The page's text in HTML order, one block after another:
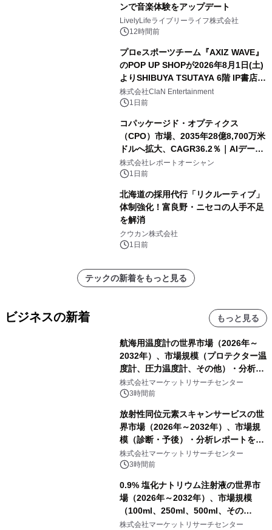
ンで音楽体験をアップデート
LivelyLifeライブリーライフ株式会社
12時間前
プロeスポーツチーム『AXIZ WAVE』
のPOP UP SHOPが2026年8月1日(土)
よりSHIBUYA TSUTAYA 6階 IP書店で
開催決定！！
株式会社ClaN Entertainment
1日前
コパッケージド・オプティクス
（CPO）市場、2035年28億8,700万米
ドルへ拡大、CAGR36.2％｜AIデータ
センター・高速光通信需要が成長を加
速
株式会社レポートオーシャン
1日前
北海道の採用代行「リクルーティブ」
体制強化！富良野・ニセコの人手不足
を解消
クウカン株式会社
1日前
テックの新着をもっと見る
ビジネスの新着 もっと見る
航海用温度計の世界市場（2026年～
2032年）、市場規模（プロテクター温
度計、圧力温度計、その他）・分析レ
ポートを発表
株式会社マーケットリサーチセンター
3時間前
放射性同位元素スキャンサービスの世
界市場（2026年～2032年）、市場規
模（診断・予後）・分析レポートを発
表
株式会社マーケットリサーチセンター
3時間前
0.9% 塩化ナトリウム注射液の世界市
場（2026年～2032年）、市場規模
（100ml、250ml、500ml、その
他）・分析レポートを発表
株式会社マーケットリサーチセンター